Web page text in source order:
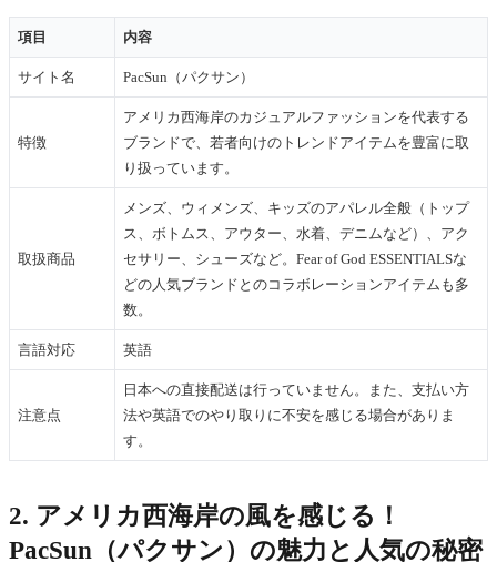
項目 内容
サイト名 PacSun（パクサン）
特徴
アメリカ西海岸のカジュアルファッションを代表する
ブランドで、若者向けのトレンドアイテムを豊富に取
り扱っています。
取扱商品
メンズ、ウィメンズ、キッズのアパレル全般（トップ
ス、ボトムス、アウター、水着、デニムなど）、アク
セサリー、シューズなど。Fear of God ESSENTIALSな
どの人気ブランドとのコラボレーションアイテムも多
数。
言語対応 英語
注意点
日本への直接配送は行っていません。また、支払い方
法や英語でのやり取りに不安を感じる場合がありま
す。
2. アメリカ西海岸の風を感じる！
PacSun（パクサン）の魅力と人気の秘密